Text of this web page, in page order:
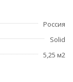
Россия
Solid
5,25 м2